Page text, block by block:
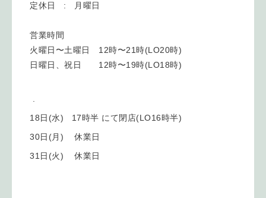
定休日 : 月曜日
営業時間
火曜日〜土曜日 12時〜21時(LO20時)
日曜日、祝日 12時〜19時(LO18時)
18日(水) 17時半 にて閉店(LO16時半)
30日(月) 休業日
31日(火) 休業日